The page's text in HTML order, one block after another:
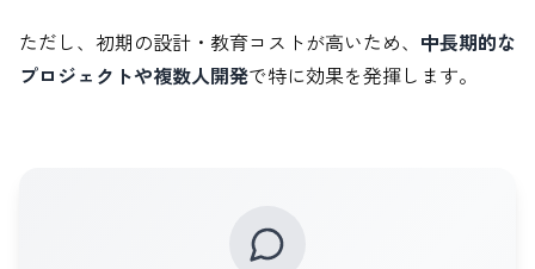
ただし、初期の設計・教育コストが高いため、 中長期的な
プロジェクトや複数人開発で特に効果を発揮します。